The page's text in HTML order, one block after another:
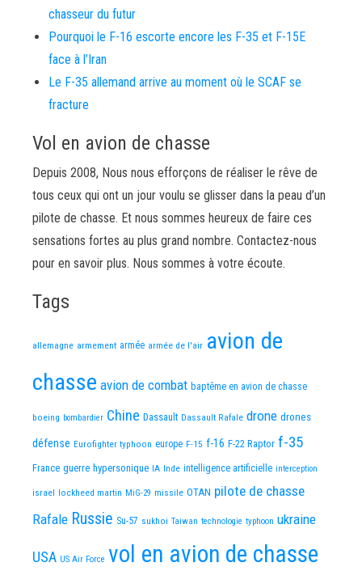
chasseur du futur
Pourquoi le F-16 escorte encore les F-35 et F-15E
face à l’Iran
Le F-35 allemand arrive au moment où le SCAF se
fracture
Vol en avion de chasse
Depuis 2008, Nous nous efforçons de réaliser le rêve de
tous ceux qui ont un jour voulu se glisser dans la peau d’un
pilote de chasse. Et nous sommes heureux de faire ces
sensations fortes au plus grand nombre. Contactez-nous
pour en savoir plus. Nous sommes à votre écoute.
Tags
allemagne armement armée armée de l'air avion de
chasse avion de combat baptême en avion de chasse
boeing bombardier Chine Dassault Dassault Rafale drone drones
défense Eurofighter typhoon europe F-15 f-16 F-22 Raptor f-35
France guerre hypersonique IA Inde intelligence artificielle interception
israel lockheed martin MiG-29 missile OTAN pilote de chasse
Rafale Russie Su-57 sukhoi Taiwan technologie typhoon ukraine
USA US Air Force vol en avion de chasse